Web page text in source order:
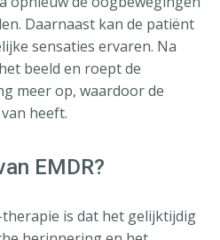
Daarnaast kan de patiënt
sensaties ervaren. Na
beeld en roept de
meer op, waardoor de
heeft.
EMDR?
is dat het gelijktijdig